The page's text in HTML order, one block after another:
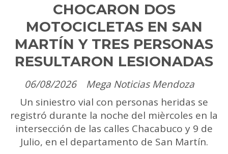
CHOCARON DOS
MOTOCICLETAS EN SAN
MARTÍN Y TRES PERSONAS
RESULTARON LESIONADAS
Mega Noticias Mendoza
06/08/2026
Un siniestro vial con personas heridas se
registró durante la noche del mièrcoles en la
intersección de las calles Chacabuco y 9 de
Julio, en el departamento de San Martín.